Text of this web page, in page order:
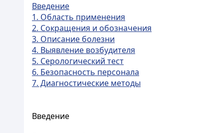
Введение
1. Область применения
2. Сокращения и обозначения
3. Описание болезни
4. Выявление возбудителя
5. Серологический тест
6. Безопасность персонала
7. Диагностические методы
Введение